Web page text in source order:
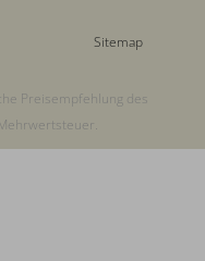
Sitemap
Preisempfehlung des